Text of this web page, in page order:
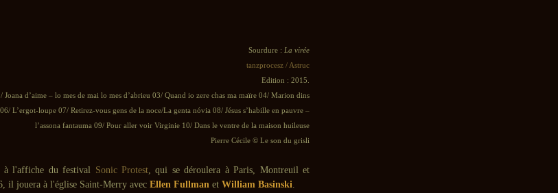
Sourdure : La virée
tanzprocesz / Astruc
Edition : 2015.
d’aime – lo mes de mai lo mes d’abrieu 03/ Quand io zere chas ma maïre 04/ Marion dins
L’ergot-loupe 07/ Retirez-vous gens de la noce/La genta nóvia 08/ Jésus s’habille en pauvre –
l’assona fantauma 09/ Pour aller voir Virginie 10/ Dans le ventre de la maison huileuse
Pierre Cécile © Le son du grisli
à l'affiche du festival Sonic Protest, qui se déroulera à Paris, Montreuil et
il jouera à l'église Saint-Merry avec Ellen Fullman et William Basinski.